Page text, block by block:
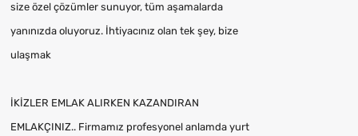
size özel çözümler sunuyor, tüm aşamalarda
yanınızda oluyoruz. İhtiyacınız olan tek şey, bize
ulaşmak
İKİZLER EMLAK ALIRKEN KAZANDIRAN
EMLAKÇINIZ.. Firmamız profesyonel anlamda yurt